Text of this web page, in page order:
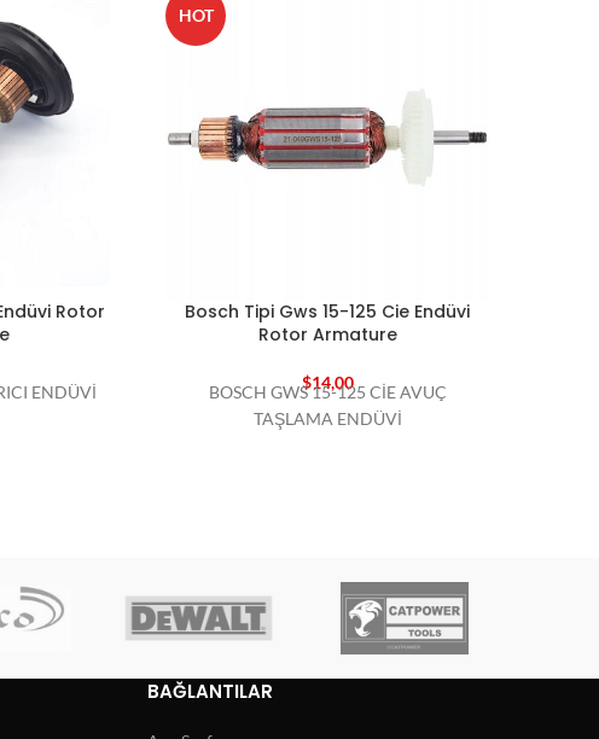
Rotor
ENDÜVİ
HOT
Bosch Tipi Gws 15-125 Cie Endüvi
Rotor Armature
$14,00
BOSCH GWS 15-125 CİE AVUÇ
TAŞLAMA ENDÜVİ
BAĞLANTILAR